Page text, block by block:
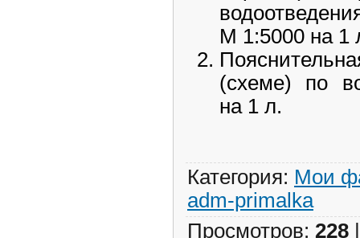
М 1:5000 на 1
(схеме) по
на 1 л.
Категория: Мои
adm-primalka
Просмотров: 228